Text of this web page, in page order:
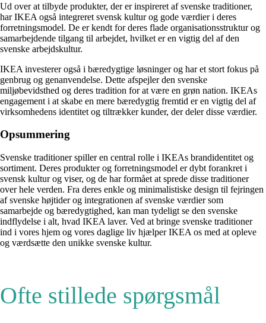
Ud over at tilbyde produkter, der er inspireret af svenske traditioner,
har IKEA også integreret svensk kultur og gode værdier i deres
forretningsmodel. De er kendt for deres flade organisationsstruktur og
samarbejdende tilgang til arbejdet, hvilket er en vigtig del af den
svenske arbejdskultur.
IKEA investerer også i bæredygtige løsninger og har et stort fokus på
genbrug og genanvendelse. Dette afspejler den svenske
miljøbevidsthed og deres tradition for at være en grøn nation. IKEAs
engagement i at skabe en mere bæredygtig fremtid er en vigtig del af
virksomhedens identitet og tiltrækker kunder, der deler disse værdier.
Opsummering
Svenske traditioner spiller en central rolle i IKEAs brandidentitet og
sortiment. Deres produkter og forretningsmodel er dybt forankret i
svensk kultur og viser, og de har formået at sprede disse traditioner
over hele verden. Fra deres enkle og minimalistiske design til fejringen
af svenske højtider og integrationen af svenske værdier som
samarbejde og bæredygtighed, kan man tydeligt se den svenske
indflydelse i alt, hvad IKEA laver. Ved at bringe svenske traditioner
ind i vores hjem og vores daglige liv hjælper IKEA os med at opleve
og værdsætte den unikke svenske kultur.
Ofte stillede spørgsmål